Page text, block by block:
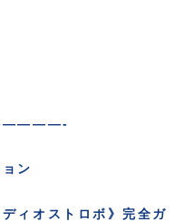
ン
ィオストロボ》完全ガ